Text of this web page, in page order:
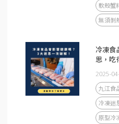
軟殼蟹
無須剝
冷凍食
思，吃
2025-
九江食
冷凍迷
原型冷